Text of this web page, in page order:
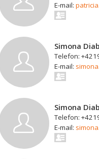
E-mail:
Simona
Telefon:
E-mail:
Simona
Telefon:
E-mail: